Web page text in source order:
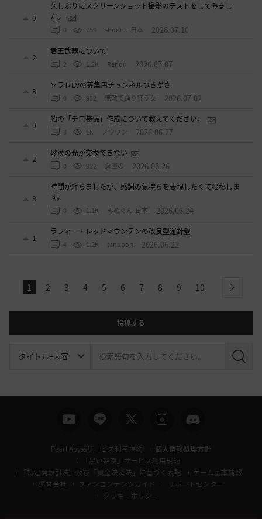
0
久しぶりにスクリーンショット撮影のテストをしてみまし
た。
0 759 shodori-日本 2026.07.10
2
君王武器について
2 1.2K Renon 2026.07.07
3
ソラレEVの募集用チャンネルつきがさ
0 932 無敵で踊り狂う女 2026.07.02
0
船の「チロ装備」作成について教えてください。
3 1K ノウワン 2026.06.27
2
砂漠の光が交換できない
0 932 倉庫の 2026.06.26
3
時間が経ちましたが、感謝の気持ちを表現したくて投稿しま
す。
0 1.1K みめぐん-日本 2026.06.24
1
ラフィー・レッドマウンテンの改良型羅針盤
4 1.2K tanupon 2026.06.22
1 2 3 4 5 6 7 8 9 10 next
投稿する
検
Pearl Abyssサービス利用規約
個人情報処理方針
「黒い砂漠」サービス利用規約
「特定商取引法」及び「資金決済法」に基づく表記
ゲーム基本情報
運営会社
ファンコンテンツガイド
サポートセンター
クッキーポリシー